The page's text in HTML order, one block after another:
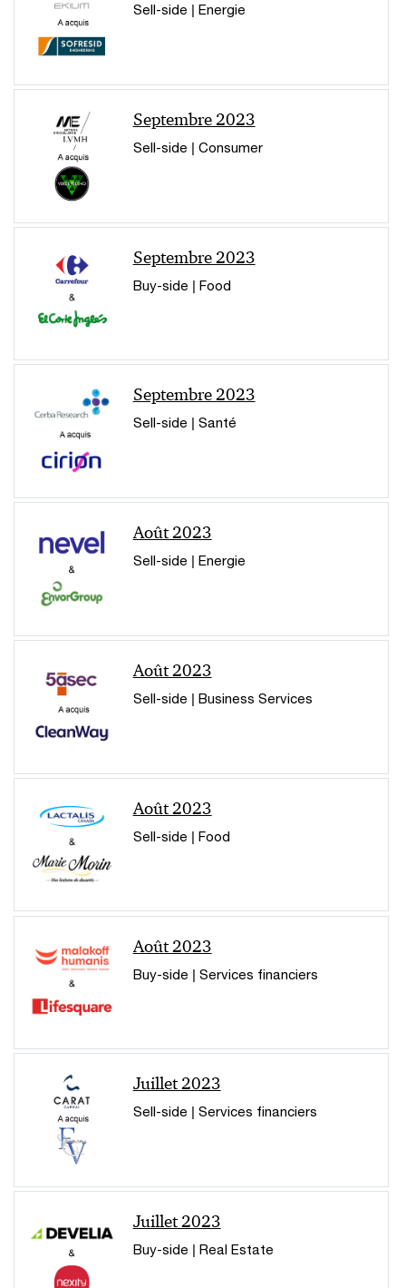
Sell-side | Energie
Septembre 2023
Sell-side | Consumer
Septembre 2023
Buy-side | Food
Septembre 2023
Sell-side | Santé
Août 2023
Sell-side | Energie
Août 2023
Sell-side | Business Services
Août 2023
Sell-side | Food
Août 2023
Buy-side | Services financiers
Juillet 2023
Sell-side | Services financiers
Juillet 2023
Buy-side | Real Estate